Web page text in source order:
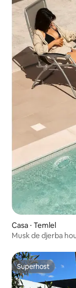
Casa ⋅ Temlel
Musk de djerba
Superhost
Superhost